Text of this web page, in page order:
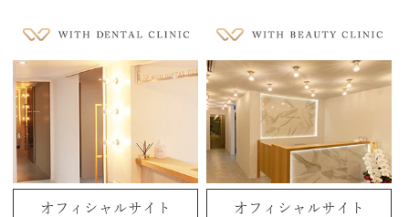
オフィシャルサイト オフィシャルサイト